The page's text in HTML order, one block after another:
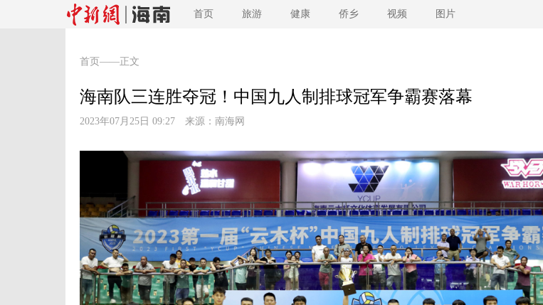
首页 旅游 健康 侨乡 视频 图片
首页 ——正文
海南队三连胜夺冠！中国九人制排球冠军争霸赛落幕
2023年07月25日 09:27 来源： 南海网